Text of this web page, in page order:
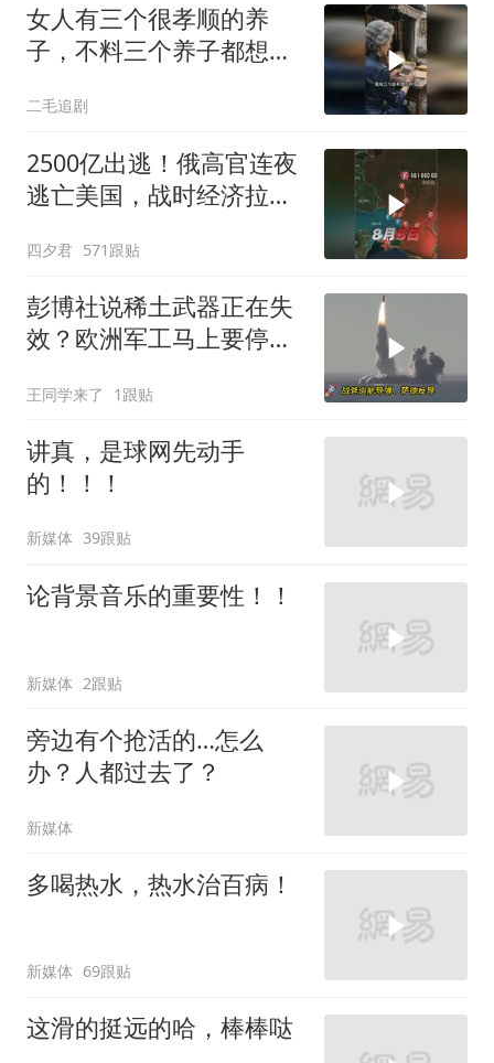
女人有三个很孝顺的养
子，不料三个养子都想害
二毛追剧
2500亿出逃！俄高官连夜
逃亡美国，战时经济拉响
四夕君 571跟贴
彭博社说稀土武器正在失
效？欧洲军工马上要停
解近渴
王同学来了 1跟贴
讲真，是球网先动手
的！！！
新媒体 39跟贴
论背景音乐的重要性！！
新媒体 2跟贴
旁边有个抢活的…怎么
办？人都过去了？
新媒体
多喝热水，热水治百病！
新媒体 69跟贴
这滑的挺远的哈，棒棒哒